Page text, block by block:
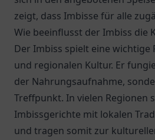
zeigt, dass Imbisse für alle
Wie beeinflusst der Imbiss die
Der Imbiss spielt eine wichtige
und regionalen Kultur. Er
der Nahrungsaufnahme,
Treffpunkt. In vielen Regionen
Imbissgerichte mit lokalen
und tragen somit zur